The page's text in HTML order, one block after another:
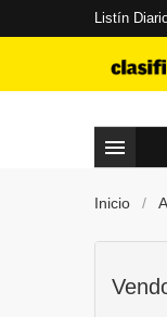
Listín
Inicio